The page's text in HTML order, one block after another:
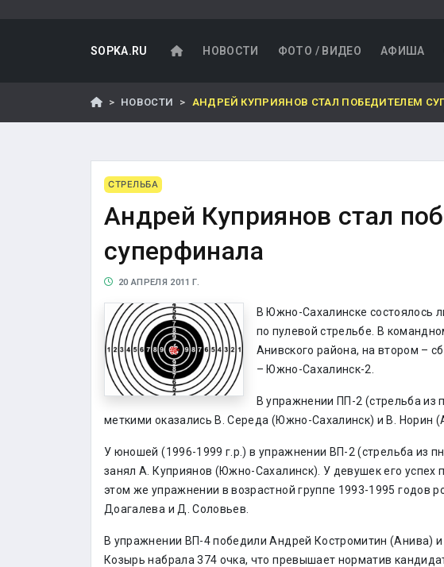
SOPKA.RU НОВОСТИ ФОТО / ВИДЕО АФИША
НОВОСТИ АНДРЕЙ КУПРИЯНОВ СТАЛ ПОБЕДИТЕЛЕМ
СТРЕЛЬБА
Андрей Куприянов стал
суперфинала
20 АПРЕЛЯ 2011 Г.
В Южно-Сахалинске состоялось
по пулевой стрельбе. В
Анивского района, на втором –
– Южно-Сахалинск-2.
В упражнении ПП-2 (стрельба из
меткими оказались В. Середа (Южно-Сахалинск) и В. Норин
У юношей (1996-1999 г.р.) в упражнении ВП-2 (стрельба из
занял А. Куприянов (Южно-Сахалинск). У девушек его успех
этом же упражнении в возрастной группе 1993-1995 годов
Доагалева и Д. Соловьев.
В упражнении ВП-4 победили Андрей Костромитин (Анива)
Козырь набрала 374 очка, что превышает норматив